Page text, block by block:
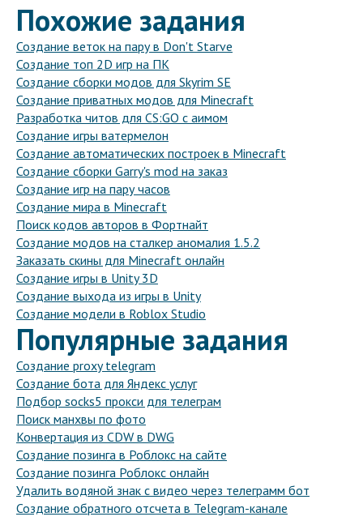
Похожие задания
Создание веток на пару в Don't Starve
Создание топ 2D игр на ПК
Создание сборки модов для Skyrim SE
Создание приватных модов для Minecraft
Разработка читов для CS:GO с аимом
Создание игры ватермелон
Создание автоматических построек в Minecraft
Создание сборки Garry's mod на заказ
Создание игр на пару часов
Создание мира в Minecraft
Поиск кодов авторов в Фортнайт
Создание модов на сталкер аномалия 1.5.2
Заказать скины для Minecraft онлайн
Создание игры в Unity 3D
Создание выхода из игры в Unity
Создание модели в Roblox Studio
Популярные задания
Создание proxy telegram
Создание бота для Яндекс услуг
Подбор socks5 прокси для телеграм
Поиск манхвы по фото
Конвертация из CDW в DWG
Создание позинга в Роблокс на сайте
Создание позинга Роблокс онлайн
Удалить водяной знак с видео через телеграмм бот
Создание обратного отсчета в Telegram-канале